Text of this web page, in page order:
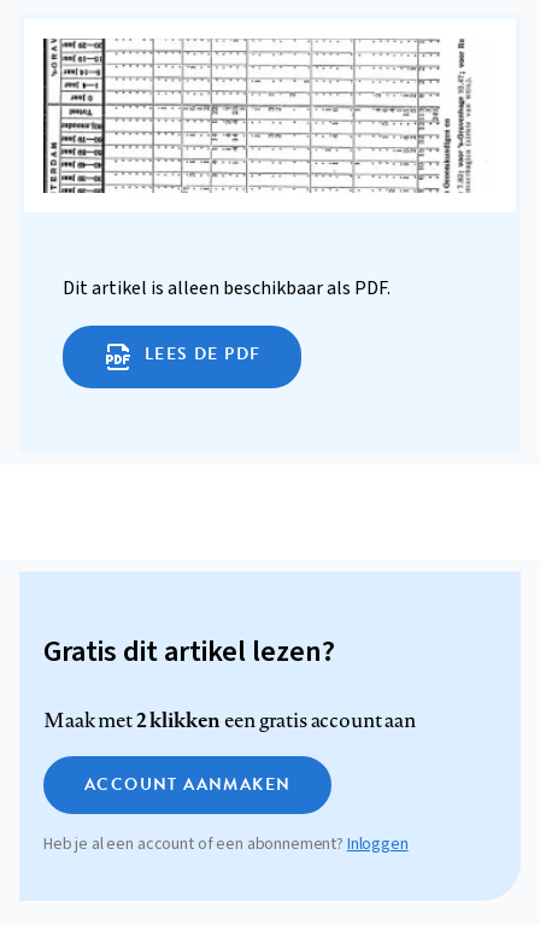
Dit artikel is alleen beschikbaar als PDF.
LEES DE PDF
Gratis dit artikel lezen?
Maak met2 klikkeneen gratis account aan
ACCOUNT AANMAKEN
Heb je al een account of een abonnement? Inloggen